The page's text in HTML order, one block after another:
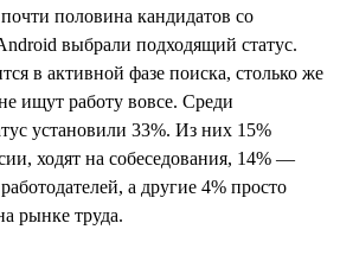
половина кандидатов со
выбрали подходящий статус.
в активной фазе поиска, столько же
ищут работу вовсе. Среди
установили 33%. Из них 15%
ходят на собеседования, 14% —
а другие 4% просто
рынке труда.